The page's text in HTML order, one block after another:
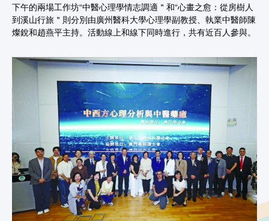
下午的兩場工作坊“中醫心理學情志調適＂和“心畫之愈：從房樹人
到溪山行旅＂則分別由廣州醫科大學心理學副教授、執業中醫師陳
燦銳和趙燕平主持。活動線上和線下同時進行，共有近百人參與。